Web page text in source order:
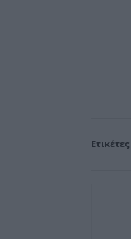
Ετικέτες